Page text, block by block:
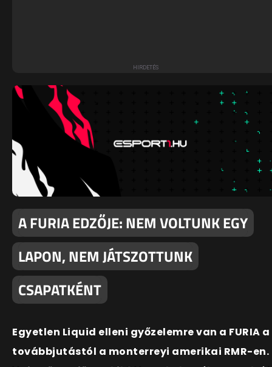
A FURIA EDZŐJE: NEM VOLTUNK EGY
LAPON, NEM JÁTSZOTTUNK
CSAPATKÉNT
Egyetlen Liquid elleni győzelemre van a FURIA a
továbbjutástól a monterreyi amerikai RMR-en.